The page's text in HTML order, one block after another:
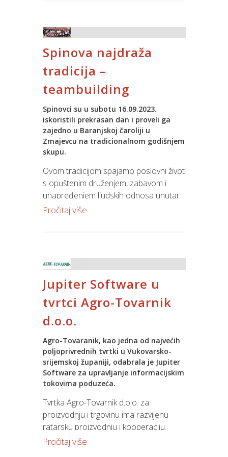
aspekte svog poslovanja od
upravljačkih informacija, financija,
nabave, fakturiranja do ljudskih resursa.
Spinova najdraža
tradicija –
teambuilding
Spinovci su u subotu 16.09.2023.
iskoristili prekrasan dan i proveli ga
zajedno u Baranjskoj čaroliji u
Zmajevcu na tradicionalnom godišnjem
skupu.
Ovom tradicijom spajamo poslovni život
s opuštenim druženjem, zabavom i
unapređenjem ljudskih odnosa unutar
tvrtke.
neutraliziramo svakodnevni stres ali
ponajviše njegujemo pozitivne radne
vibracije.
Spinijadi. Od starih zaboravljenih
sportova povlačenja užeta, skakanja u
vreći preko stolnog tenisa, pikada,
bočanja, odbojke, badmintona, kartanja,
šaha, do kubb-a i golfa…Izdašne
nagrade dijelile su se po raznim
kategorijama.
Pročitaj više
Jupiter Software u
tvrtci Agro-Tovarnik
d.o.o.
Agro-Tovaranik, kao jedna od najvećih
poljoprivrednih tvrtki u Vukovarsko-
srijemskoj županiji, odabrala je Jupiter
Software za upravljanje informacijskim
tokovima poduzeća.
Tvrtka Agro-Tovarnik d.o.o. za
proizvodnju i trgovinu ima razvijenu
ratarsku proizvodnju i kooperaciju.
Dominantne kulture su ječam, pšenica,
Pročitaj više